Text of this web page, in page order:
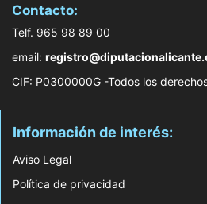
Contacto:
Telf. 965 98 89 00
email:
CIF: P0300000G -Todos los
Información de interés:
Aviso Legal
Política de privacidad